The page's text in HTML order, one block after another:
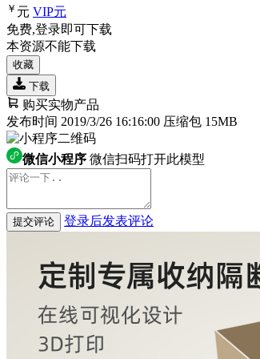
￥ 元 VIP元
免费,登录即可下载
本资源不能下载
收藏
下载
购买实物产品
发布时间 2019/3/26 16:16:00 压缩包 15MB
微信小程序 微信扫码打开此模型
提交评论 登录后发表评论